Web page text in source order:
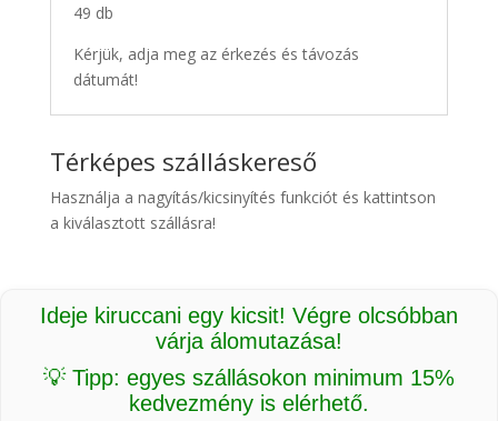
49 db
Kérjük, adja meg az érkezés és távozás
dátumát!
Térképes szálláskereső
Használja a nagyítás/kicsinyítés funkciót és kattintson
a kiválasztott szállásra!
Ideje kiruccani egy kicsit! Végre olcsóbban
várja álomutazása!
💡 Tipp: egyes szállásokon minimum 15%
kedvezmény is elérhető.